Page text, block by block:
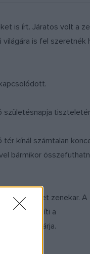
is írt. Járatos volt a
is fel szeretnék
születésnapja
tér kínál számtalan
bármikor
Kávészünet zenekar. A
színesíti a
zárja.